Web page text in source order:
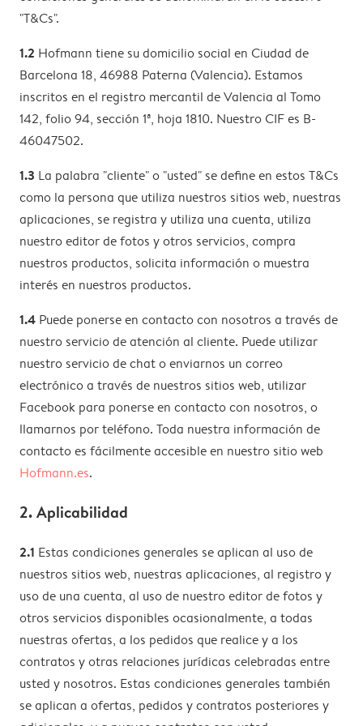
"T&Cs".
1.2 Hofmann tiene su domicilio social en Ciudad de
Barcelona 18, 46988 Paterna (Valencia). Estamos
inscritos en el registro mercantil de Valencia al Tomo
142, folio 94, sección 1ª, hoja 1810. Nuestro CIF es B-
46047502.
1.3 La palabra "cliente" o "usted" se define en estos T&Cs
como la persona que utiliza nuestros sitios web, nuestras
aplicaciones, se registra y utiliza una cuenta, utiliza
nuestro editor de fotos y otros servicios, compra
nuestros productos, solicita información o muestra
interés en nuestros productos.
1.4 Puede ponerse en contacto con nosotros a través de
nuestro servicio de atención al cliente. Puede utilizar
nuestro servicio de chat o enviarnos un correo
electrónico a través de nuestros sitios web, utilizar
Facebook para ponerse en contacto con nosotros, o
llamarnos por teléfono. Toda nuestra información de
contacto es fácilmente accesible en nuestro sitio web
Hofmann.es.
2. Aplicabilidad
2.1 Estas condiciones generales se aplican al uso de
nuestros sitios web, nuestras aplicaciones, al registro y
uso de una cuenta, al uso de nuestro editor de fotos y
otros servicios disponibles ocasionalmente, a todas
nuestras ofertas, a los pedidos que realice y a los
contratos y otras relaciones jurídicas celebradas entre
usted y nosotros. Estas condiciones generales también
se aplican a ofertas, pedidos y contratos posteriores y